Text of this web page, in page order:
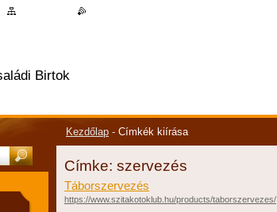
Birtok
Kezdőlap - Címkék kiírása
Címke: szervezés
Táborszervezés
https://www.szitakotoklub.hu/products/taborszervezes/